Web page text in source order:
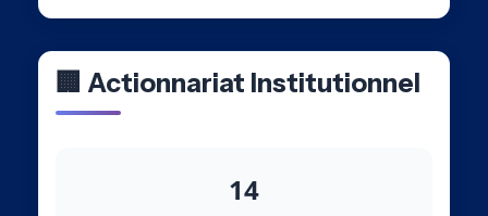
🏢 Actionnariat Institutionnel
14